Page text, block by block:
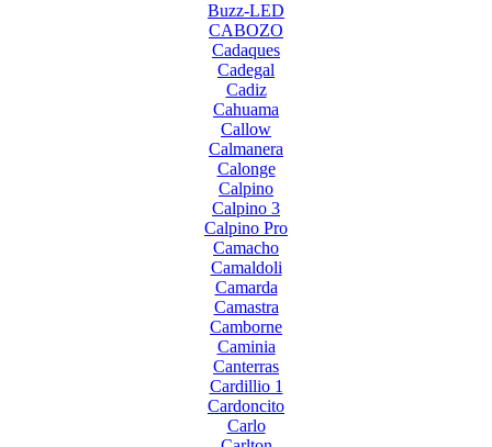
Buzz-LED
CABOZO
Cadaques
Cadegal
Cadiz
Cahuama
Callow
Calmanera
Calonge
Calpino
Calpino 3
Calpino Pro
Camacho
Camaldoli
Camarda
Camastra
Camborne
Caminia
Canterras
Cardillio 1
Cardoncito
Carlo